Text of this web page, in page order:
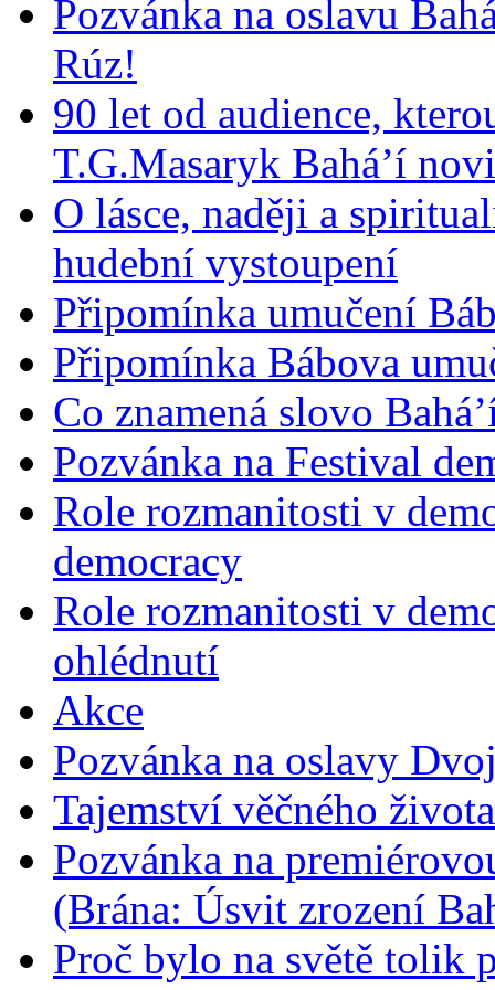
Pozvánka na oslavu
Rúz!
90 let od audience,
T.G.Masaryk Bahá’í
O lásce, naději a
hudební vystoupení
Připomínka umučení
Připomínka Bábova
Co znamená slovo
Pozvánka na Festival
Role rozmanitosti v
democracy
Role rozmanitosti v
ohlédnutí
Akce
Pozvánka na oslavy
Tajemství věčného života
Pozvánka na
(Brána: Úsvit zrození
Proč bylo na světě tolik